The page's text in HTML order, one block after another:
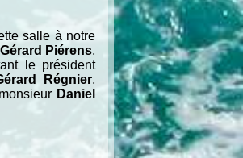
salle à notre
Gérard Piérens,
le président
Régnier,
Daniel